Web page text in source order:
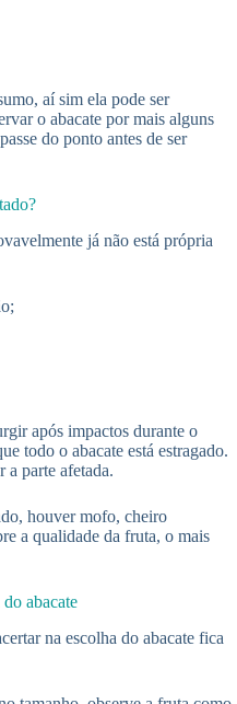
aí sim ela pode ser
o abacate por mais alguns
do ponto antes de ser
já não está própria
após impactos durante o
todo o abacate está estragado.
a parte afetada.
houver mofo, cheiro
a qualidade da fruta, o mais
abacate
na escolha do abacate fica